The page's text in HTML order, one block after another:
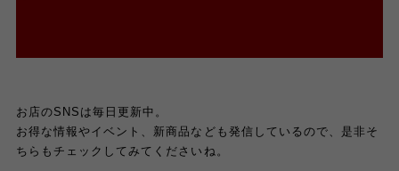
お店のSNSは毎日更新中。
お得な情報やイベント、新商品なども発信しているので、是非そ
ちらもチェックしてみてくださいね。